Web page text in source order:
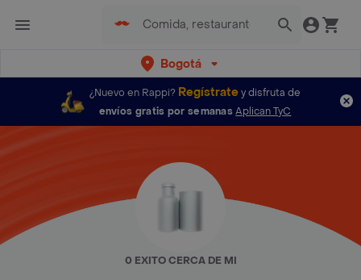
Bogotá
¿Nuevo en Rappi? Regístratey disfruta de
envíos gratis por semanas Aplican TyC
0 EXITO CERCA DE MI